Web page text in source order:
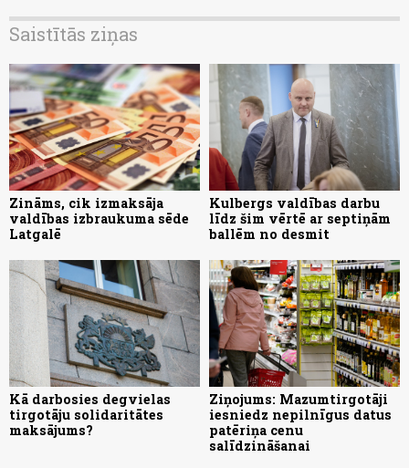
Saistītās ziņas
Zināms, cik izmaksāja
valdības izbraukuma sēde
Latgalē
Kulbergs valdības darbu
līdz šim vērtē ar septiņām
ballēm no desmit
Kā darbosies degvielas
tirgotāju solidaritātes
maksājums?
Ziņojums: Mazumtirgotāji
iesniedz nepilnīgus datus
patēriņa cenu
salīdzināšanai